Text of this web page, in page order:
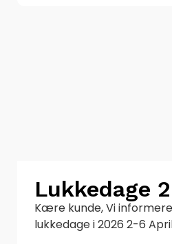
Lukkedage
Kære kunde, Vi
lukkedage i 2026 2-6